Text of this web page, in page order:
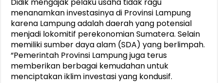
Didik mengajak pelaku usaha tidak ragu
menanamkan investasinya di Provinsi Lampung
karena Lampung adalah daerah yang potensial
menjadi lokomitif perekonomian Sumatera. Selain
memiliki sumber daya alam (SDA) yang berlimpah.
“Pemerintah Provinsi Lampung juga terus
memberikan berbagai kemudahan untuk
menciptakan iklim investasi yang kondusif.